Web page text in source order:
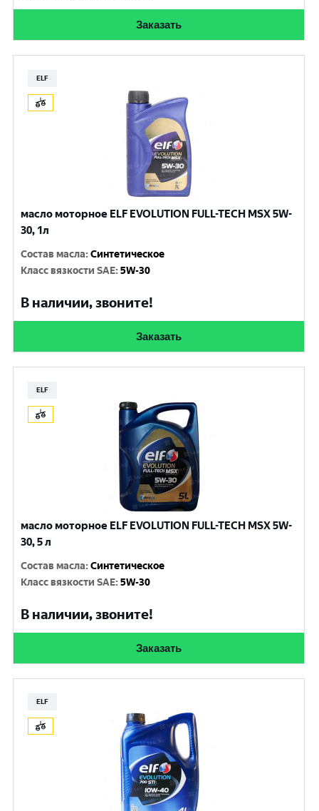
Заказать
ELF
масло моторное ELF EVOLUTION FULL-TECH MSX 5W-
30, 1л
Состав масла:Синтетическое
Класс вязкости SAE:5W-30
В наличии, звоните!
Заказать
ELF
масло моторное ELF EVOLUTION FULL-TECH MSX 5W-
30, 5 л
Состав масла:Синтетическое
Класс вязкости SAE:5W-30
В наличии, звоните!
Заказать
ELF